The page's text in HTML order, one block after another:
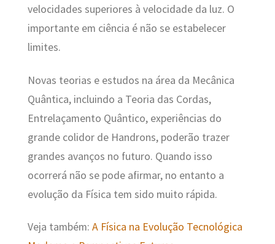
velocidades superiores à velocidade da luz. O
importante em ciência é não se estabelecer
limites.
Novas teorias e estudos na área da Mecânica
Quântica, incluindo a Teoria das Cordas,
Entrelaçamento Quântico, experiências do
grande colidor de Handrons, poderão trazer
grandes avanços no futuro. Quando isso
ocorrerá não se pode afirmar, no entanto a
evolução da Física tem sido muito rápida.
Veja também: A Física na Evolução Tecnológica